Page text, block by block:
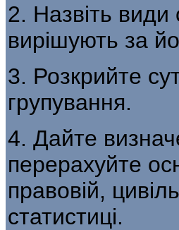
2. Назвіть види
вирішують за
3. Розкрийте
групування.
4. Дайте
перерахуйте
правовій,
статистиці.